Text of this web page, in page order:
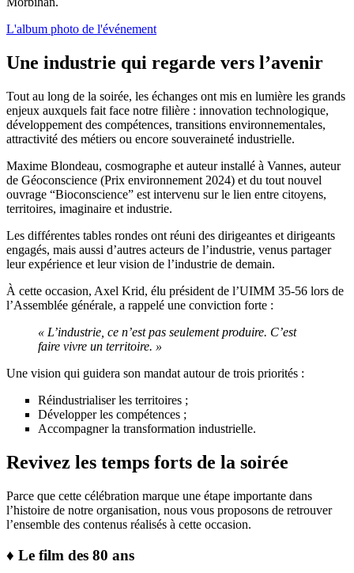
L'album photo de l'événement
Une industrie qui regarde vers l’avenir
Tout au long de la soirée, les échanges ont mis en lumière les grands
enjeux auxquels fait face notre filière : innovation technologique,
développement des compétences, transitions environnementales,
attractivité des métiers ou encore souveraineté industrielle.
Maxime Blondeau, cosmographe et auteur installé à Vannes, auteur
de Géoconscience (Prix environnement 2024) et du tout nouvel
ouvrage “Bioconscience” est intervenu sur le lien entre citoyens,
territoires, imaginaire et industrie.
Les différentes tables rondes ont réuni des dirigeantes et dirigeants
engagés, mais aussi d’autres acteurs de l’industrie, venus partager
leur expérience et leur vision de l’industrie de demain.
À cette occasion, Axel Krid, élu président de l’UIMM 35-56 lors de
l’Assemblée générale, a rappelé une conviction forte :
« L’industrie, ce n’est pas seulement produire. C’est
faire vivre un territoire. »
Une vision qui guidera son mandat autour de trois priorités :
Réindustrialiser les territoires ;
Développer les compétences ;
Accompagner la transformation industrielle.
Revivez les temps forts de la soirée
Parce que cette célébration marque une étape importante dans
l’histoire de notre organisation, nous vous proposons de retrouver
l’ensemble des contenus réalisés à cette occasion.
♦ Le film des 80 ans